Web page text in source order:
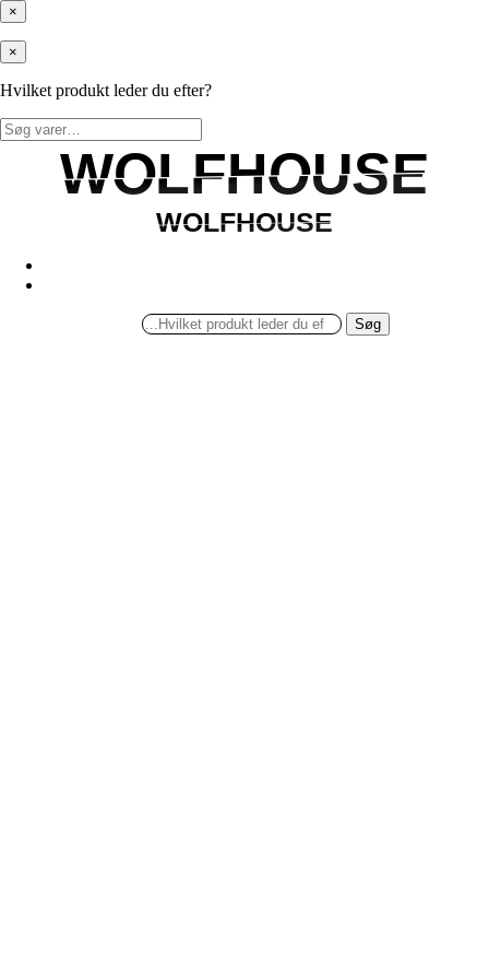
×
×
Hvilket produkt leder du efter?
Søg
efter:
WOLFHOUSE
WOLFHOUSE
WOLFHOUSE
WOLFHOUSE
Søg